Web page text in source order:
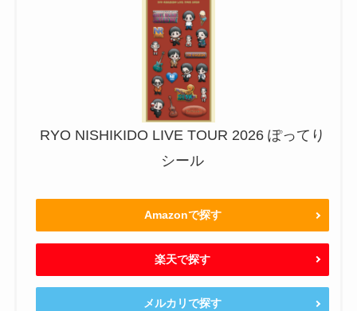
RYO NISHIKIDO LIVE TOUR 2026 ぽってり
シール
Amazonで探す
楽天で探す
メルカリで探す